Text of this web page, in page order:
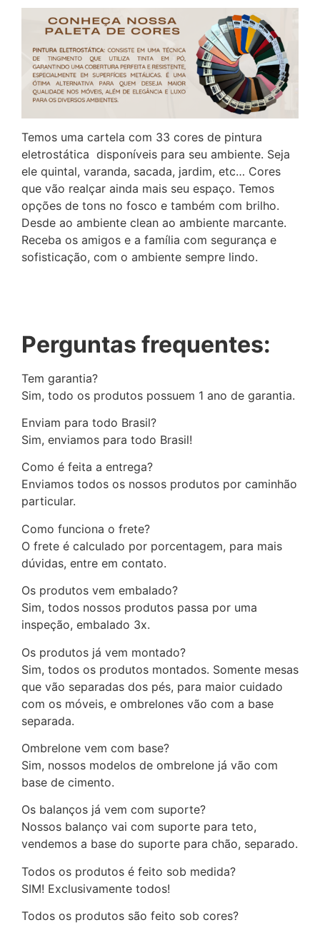
Temos uma cartela com 33 cores de pintura
eletrostática disponíveis para seu ambiente. Seja
ele quintal, varanda, sacada, jardim, etc… Cores
que vão realçar ainda mais seu espaço. Temos
opções de tons no fosco e também com brilho.
Desde ao ambiente clean ao ambiente marcante.
Receba os amigos e a família com segurança e
sofisticação, com o ambiente sempre lindo.
Perguntas frequentes:
Tem garantia?
Sim, todo os produtos possuem 1 ano de garantia.
Enviam para todo Brasil?
Sim, enviamos para todo Brasil!
Como é feita a entrega?
Enviamos todos os nossos produtos por caminhão
particular.
Como funciona o frete?
O frete é calculado por porcentagem, para mais
dúvidas, entre em contato.
Os produtos vem embalado?
Sim, todos nossos produtos passa por uma
inspeção, embalado 3x.
Os produtos já vem montado?
Sim, todos os produtos montados. Somente mesas
que vão separadas dos pés, para maior cuidado
com os móveis, e ombrelones vão com a base
separada.
Ombrelone vem com base?
Sim, nossos modelos de ombrelone já vão com
base de cimento.
Os balanços já vem com suporte?
Nossos balanço vai com suporte para teto,
vendemos a base do suporte para chão, separado.
Todos os produtos é feito sob medida?
SIM! Exclusivamente todos!
Todos os produtos são feito sob cores?
Whatsapp
Email
contato@lunnamoveis.com.br
Horário de Atendimento
Nosso Endereço
Rua Rouxinóis, 75 - Claudio / MG, CEP
35530-000
Menu
Sobre Nós
Catálogo
Meus Emails
Painel Administrativo